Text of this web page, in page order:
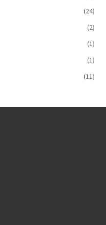
(24)
(2)
(1)
(1)
(11)